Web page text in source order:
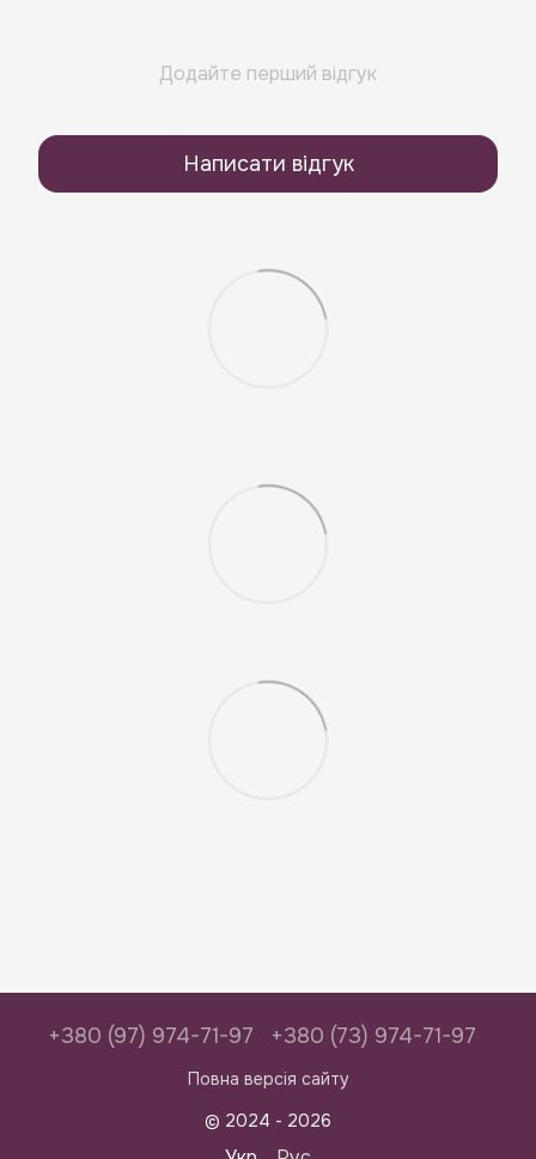
Додайте перший відгук
Написати відгук
+380 (97) 974-71-97 +380 (73) 974-71-97
Повна версія сайту
© 2024 - 2026